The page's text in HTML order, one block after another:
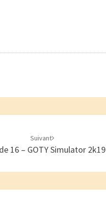
Suivant
16 – GOTY Simulator 2k19